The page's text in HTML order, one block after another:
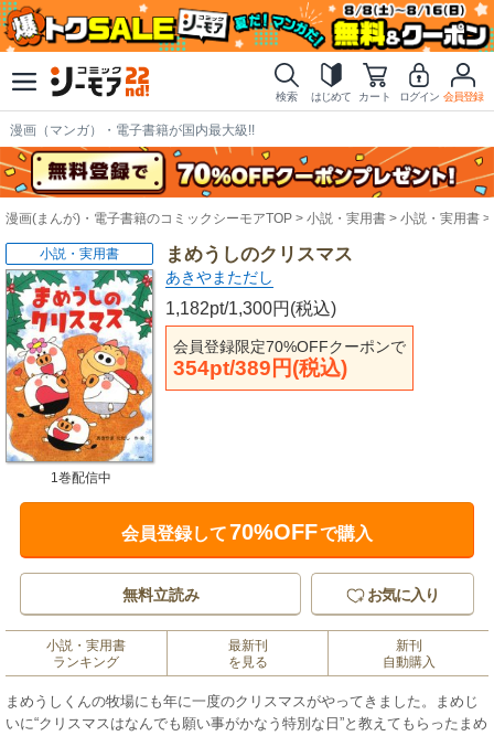
検索 はじめて カート ログイン 会員登録
漫画（マンガ）・電子書籍が国内最大級!!
漫画(まんが)・電子書籍のコミックシーモアTOP 小説・実用書 小説・実用書
まめうしのクリスマス
あきやまただし
1,182pt/1,300円(税込)
会員登録限定70%OFFクーポンで
354pt/389円(税込)
小説・実用書
1巻配信中
会員登録して70%OFFで購入
無料立読み お気に入り
小説・実用書
ランキング
最新刊
を見る
新刊
自動購入
まめうしくんの牧場にも年に一度のクリスマスがやってきました。まめじ
いに“クリスマスはなんでも願い事がかなう特別な日”と教えてもらったまめ